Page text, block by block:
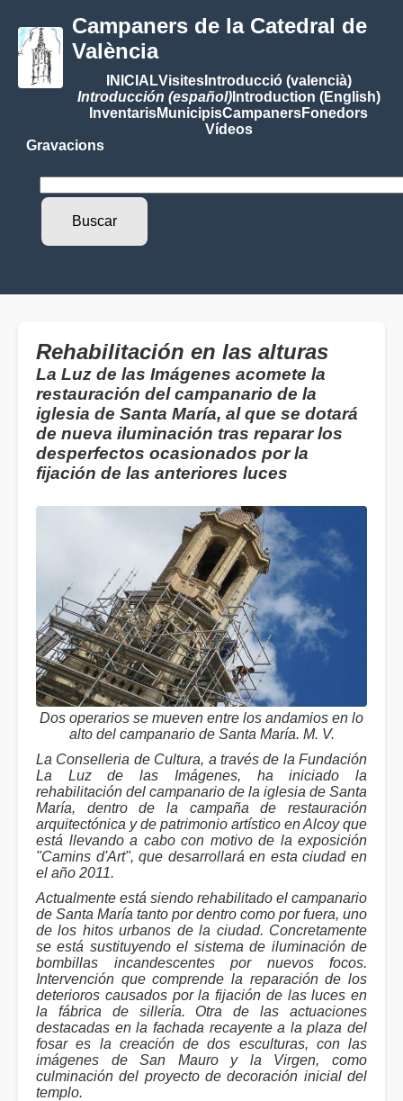
Campaners de la Catedral de
València
INICIALVisitesIntroducció (valencià)
Introducción (español)Introduction (English)
InventarisMunicipisCampanersFonedors
Vídeos
Gravacions
Rehabilitación en las alturas
La Luz de las Imágenes acomete la
restauración del campanario de la
iglesia de Santa María, al que se dotará
de nueva iluminación tras reparar los
desperfectos ocasionados por la
fijación de las anteriores luces
Dos operarios se mueven entre los andamios en lo
alto del campanario de Santa María. M. V.
La Conselleria de Cultura, a través de la Fundación
La Luz de las Imágenes, ha iniciado la
rehabilitación del campanario de la iglesia de Santa
María, dentro de la campaña de restauración
arquitectónica y de patrimonio artístico en Alcoy que
está llevando a cabo con motivo de la exposición
"Camins d'Art", que desarrollará en esta ciudad en
el año 2011.
Actualmente está siendo rehabilitado el campanario
de Santa María tanto por dentro como por fuera, uno
de los hitos urbanos de la ciudad. Concretamente
se está sustituyendo el sistema de iluminación de
bombillas incandescentes por nuevos focos.
Intervención que comprende la reparación de los
deterioros causados por la fijación de las luces en
la fábrica de sillería. Otra de las actuaciones
destacadas en la fachada recayente a la plaza del
fosar es la creación de dos esculturas, con las
imágenes de San Mauro y la Virgen, como
culminación del proyecto de decoración inicial del
templo.